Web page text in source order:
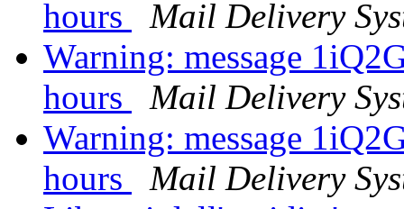
hours
Mail Delivery
Warning: message
hours
Mail Delivery
Warning: message
hours
Mail Delivery